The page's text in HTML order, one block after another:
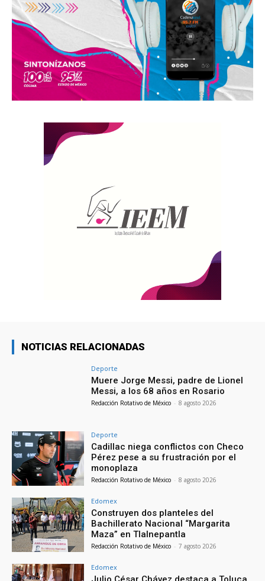
NOTICIAS RELACIONADAS
Deporte
Muere Jorge Messi, padre de Lionel
Messi, a los 68 años en Rosario
Redacción Rotativo de México - 8 agosto 2026
Deporte
Cadillac niega conflictos con Checo
Pérez pese a su frustración por el
monoplaza
Redacción Rotativo de México - 8 agosto 2026
Edomex
Construyen dos planteles del
Bachillerato Nacional “Margarita
Maza” en Tlalnepantla
Redacción Rotativo de México - 7 agosto 2026
Edomex